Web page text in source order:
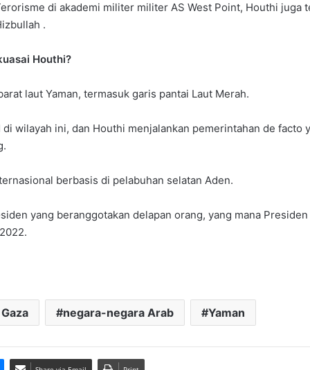
di akademi militer militer AS West Point, Houthi juga
.
Houthi?
laut Yaman, termasuk garis pantai Laut Merah.
wilayah ini, dan Houthi menjalankan pemerintahan de facto
berbasis di pelabuhan selatan Aden.
yang beranggotakan delapan orang, yang mana Presiden
negara-negara Arab Yaman